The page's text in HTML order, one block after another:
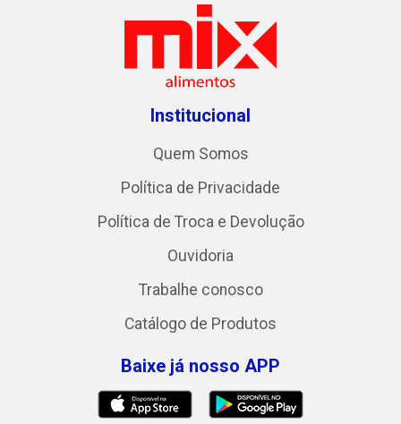
Institucional
Quem Somos
Política de Privacidade
Política de Troca e Devolução
Ouvidoria
Trabalhe conosco
Catálogo de Produtos
Baixe já nosso APP